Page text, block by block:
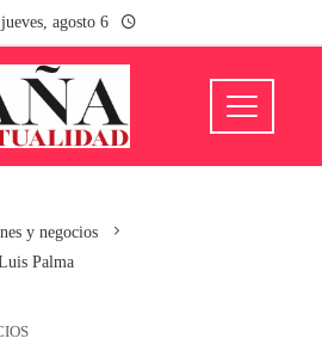
jueves, agosto 6
y negocios
Palma